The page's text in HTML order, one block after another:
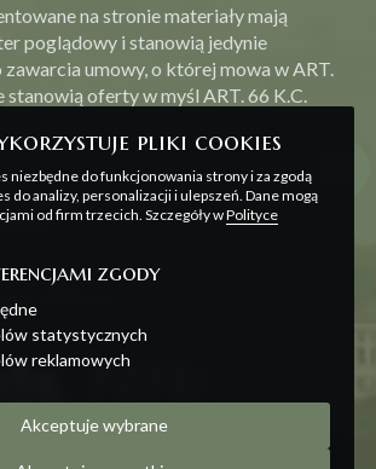
na stronie materiały mają
poglądowy i stanowią jedynie
zawarcia umowy, o której mowa w ART.
stanowią oferty w myśl ART. 66 K.C.
pliki cookies
niezbędne do funkcjonowania strony i za zgodą
do analizy, personalizacji i ulepszeń. Dane mogą
od firm trzecich. Szczegóły wPolityce
zgody
statystycznych
reklamowych
Akceptuje wybrane